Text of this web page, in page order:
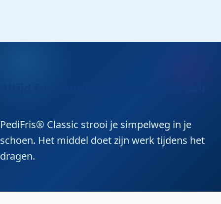
PediFris® Classic strooi je simpelweg in je
schoen. Het middel doet zijn werk tijdens het
dragen.